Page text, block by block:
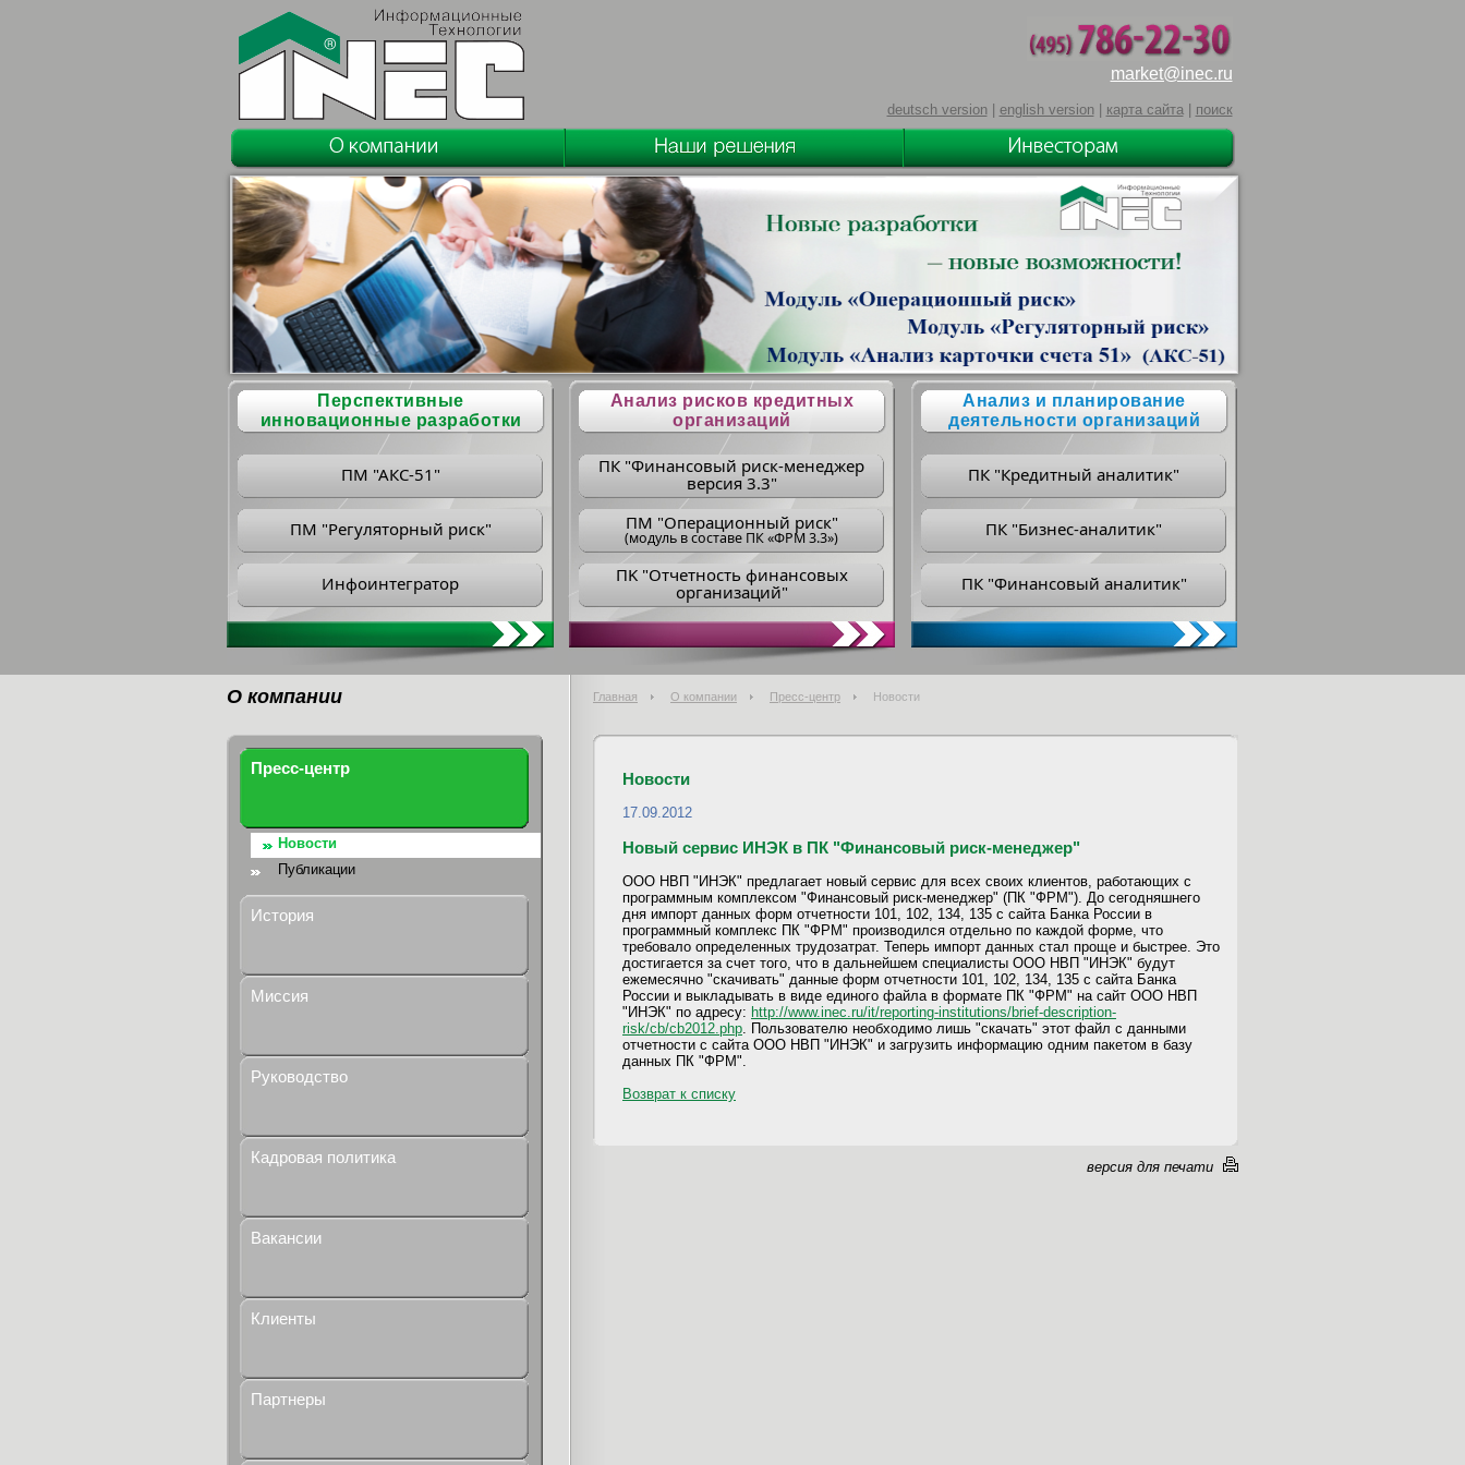
market@inec.ru
deutsch version| english version| карта сайта| поиск
Перспективные
инновационные разработки
ПМ "АКС-51"
ПМ "Регуляторный риск"
Инфоинтегратор
Анализ рисков кредитных
организаций
ПК "Финансовый риск-менеджер
версия 3.3"
ПM "Операционный риск"
(модуль в составе ПК «ФРМ 3.3»)
ПK "Отчетность финансовых
организаций"
Анализ и планирование
деятельности организаций
ПК "Кредитный аналитик"
ПК "Бизнес-аналитик"
ПК "Финансовый аналитик"
О компании Главная О компании Пресс-центр Новости
Пресс-центр
Новости
Публикации
История
Миссия
Руководство
Кадровая политика
Вакансии
Клиенты
Партнеры
Новости
17.09.2012
Новый сервис ИНЭК в ПК "Финансовый риск-менеджер"
ООО НВП "ИНЭК" предлагает новый сервис для всех своих клиентов, работающих с
программным комплексом "Финансовый риск-менеджер" (ПК "ФРМ"). До сегодняшнего
дня импорт данных форм отчетности 101, 102, 134, 135 с сайта Банка России в
программный комплекс ПК "ФРМ" производился отдельно по каждой форме, что
требовало определенных трудозатрат. Теперь импорт данных стал проще и быстрее. Это
достигается за счет того, что в дальнейшем специалисты ООО НВП "ИНЭК" будут
ежемесячно "скачивать" данные форм отчетности 101, 102, 134, 135 с сайта Банка
России и выкладывать в виде единого файла в формате ПК "ФРМ" на сайт ООО НВП
"ИНЭК" по адресу: http://www.inec.ru/it/reporting-institutions/brief-description-
risk/cb/cb2012.php . Пользователю необходимо лишь "скачать" этот файл с данными
отчетности с сайта ООО НВП "ИНЭК" и загрузить информацию одним пакетом в базу
данных ПК "ФРМ".
Возврат к списку
версия для печати